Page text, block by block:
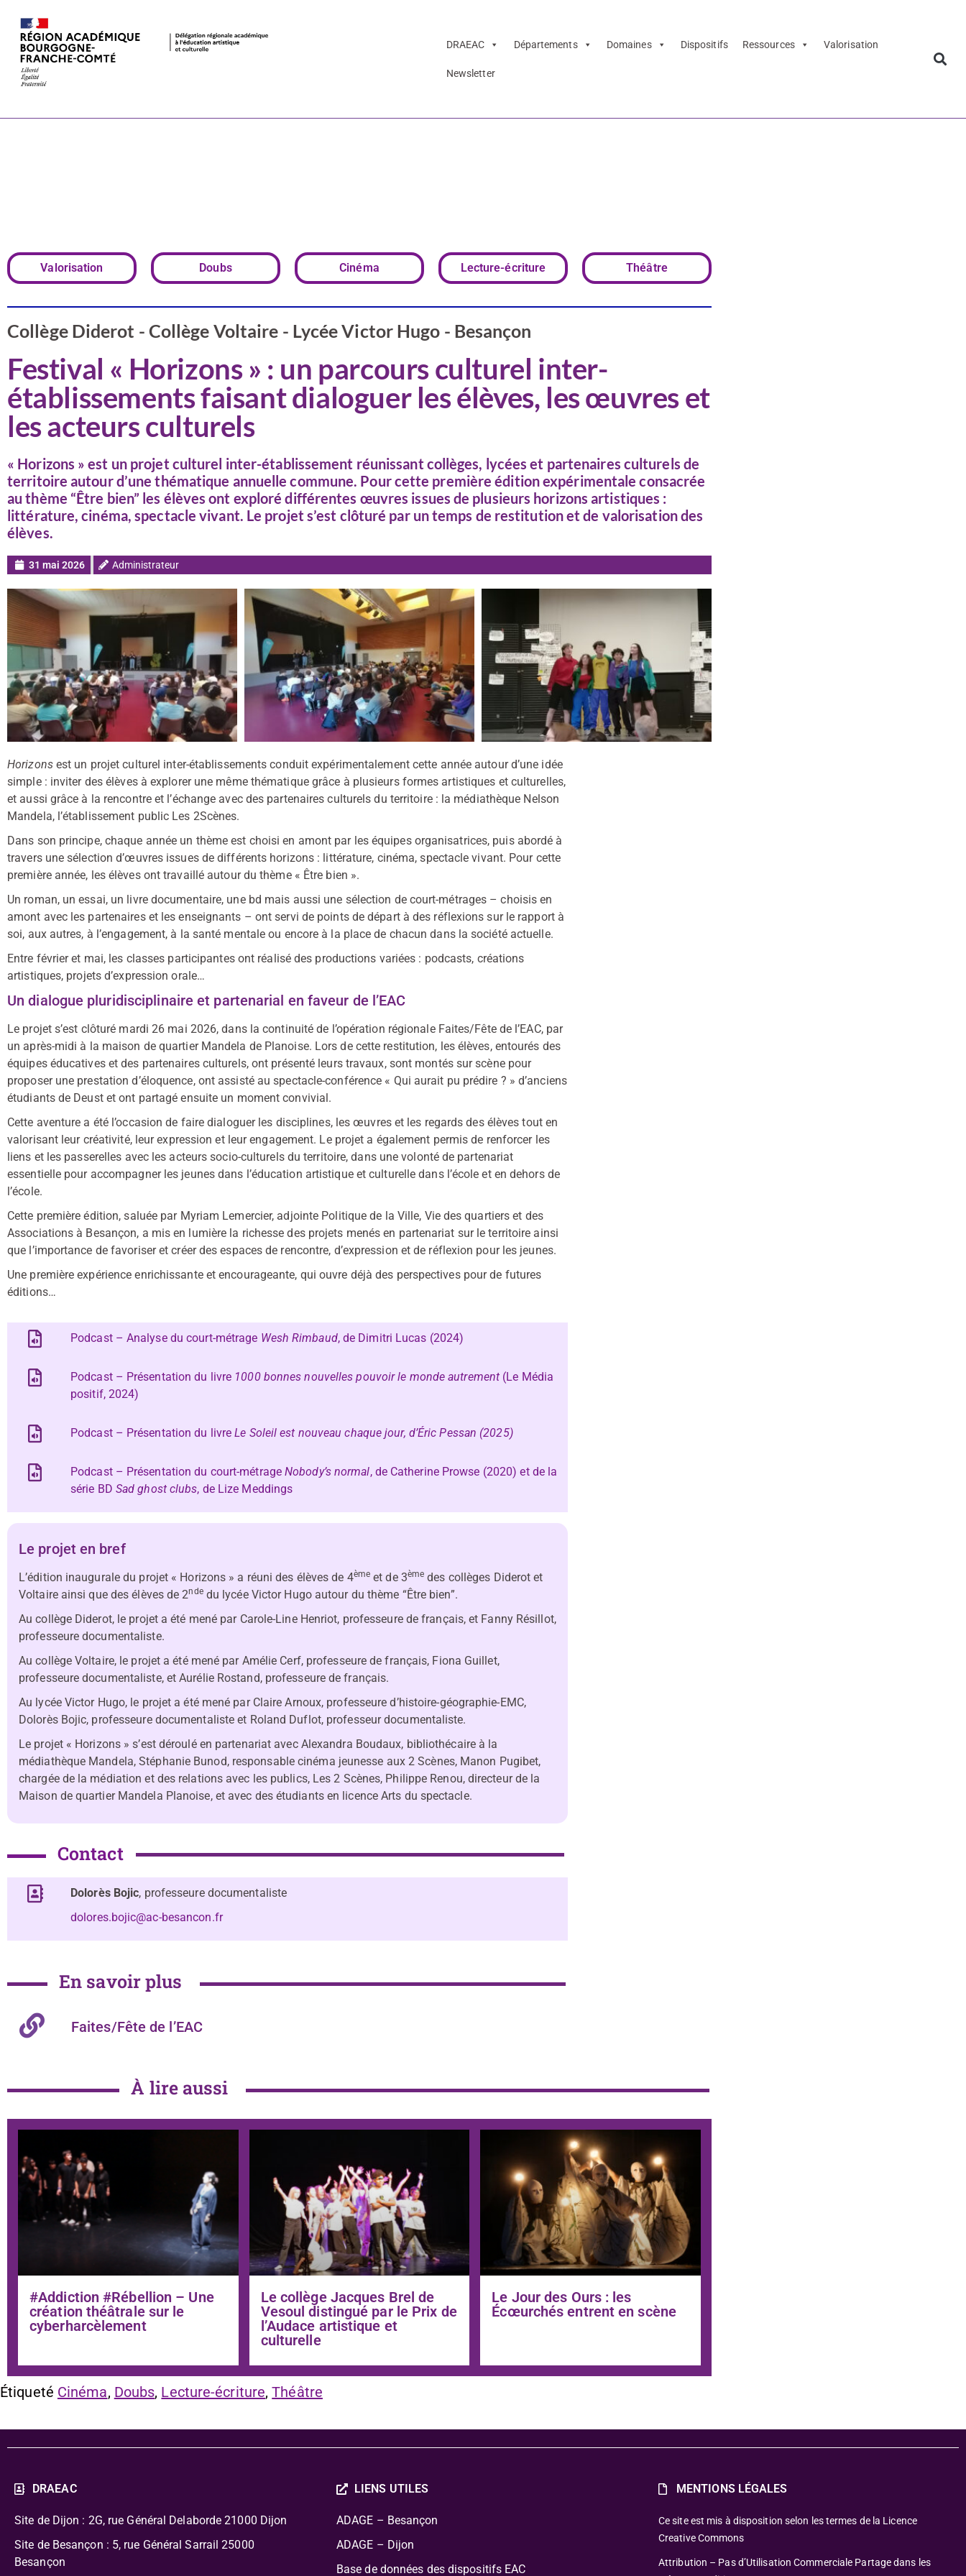
DRAEAC Départements Domaines Dispositifs Ressources Valorisation
Newsletter
Festival « Horizons » : un parcours culturel
Valorisation Doubs Cinéma Lecture-écriture Théâtre
Collège Diderot - Collège Voltaire - Lycée Victor Hugo - Besançon
Festival « Horizons » : un parcours culturel inter-
établissements faisant dialoguer les élèves, les œuvres et
les acteurs culturels
« Horizons » est un projet culturel inter-établissement réunissant collèges, lycées et partenaires culturels de
territoire autour d’une thématique annuelle commune. Pour cette première édition expérimentale consacrée
au thème “Être bien” les élèves ont exploré différentes œuvres issues de plusieurs horizons artistiques :
littérature, cinéma, spectacle vivant. Le projet s’est clôturé par un temps de restitution et de valorisation des
élèves.
31 mai 2026 Administrateur
Horizonsest un projet culturel inter-établissements conduit expérimentalement cette année autour d’une idée
simple : inviter des élèves à explorer une même thématique grâce à plusieurs formes artistiques et culturelles,
et aussi grâce à la rencontre et l’échange avec des partenaires culturels du territoire : la médiathèque Nelson
Mandela, l’établissement public Les 2Scènes.
Dans son principe, chaque année un thème est choisi en amont par les équipes organisatrices, puis abordé à
travers une sélection d’œuvres issues de différents horizons : littérature, cinéma, spectacle vivant. Pour cette
première année, les élèves ont travaillé autour du thème « Être bien ».
Un roman, un essai, un livre documentaire, une bd mais aussi une sélection de court-métrages – choisis en
amont avec les partenaires et les enseignants – ont servi de points de départ à des réflexions sur le rapport à
soi, aux autres, à l’engagement, à la santé mentale ou encore à la place de chacun dans la société actuelle.
Entre février et mai, les classes participantes ont réalisé des productions variées : podcasts, créations
artistiques, projets d’expression orale…
Un dialogue pluridisciplinaire et partenarial en faveur de l’EAC
Le projet s’est clôturé mardi 26 mai 2026, dans la continuité de l’opération régionale Faites/Fête de l’EAC, par
un après-midi à la maison de quartier Mandela de Planoise. Lors de cette restitution, les élèves, entourés des
équipes éducatives et des partenaires culturels, ont présenté leurs travaux, sont montés sur scène pour
proposer une prestation d’éloquence, ont assisté au spectacle-conférence « Qui aurait pu prédire ? » d’anciens
étudiants de Deust et ont partagé ensuite un moment convivial.
Cette aventure a été l’occasion de faire dialoguer les disciplines, les œuvres et les regards des élèves tout en
valorisant leur créativité, leur expression et leur engagement. Le projet a également permis de renforcer les
liens et les passerelles avec les acteurs socio-culturels du territoire, dans une volonté de partenariat
essentielle pour accompagner les jeunes dans l’éducation artistique et culturelle dans l’école et en dehors de
l’école.
Cette première édition, saluée par Myriam Lemercier, adjointe Politique de la Ville, Vie des quartiers et des
Associations à Besançon, a mis en lumière la richesse des projets menés en partenariat sur le territoire ainsi
que l’importance de favoriser et créer des espaces de rencontre, d’expression et de réflexion pour les jeunes.
Une première expérience enrichissante et encourageante, qui ouvre déjà des perspectives pour de futures
éditions…
Podcast – Analyse du court-métrage Wesh Rimbaud, de Dimitri Lucas (2024)
Podcast – Présentation du livre 1000 bonnes nouvelles pouvoir le monde autrement (Le Média
positif, 2024)
Podcast – Présentation du livreLe Soleil est nouveau chaque jour, d’Éric Pessan (2025)
Podcast – Présentation du court-métrage Nobody’s normal, de Catherine Prowse (2020) et de la
série BD Sad ghost clubs, de Lize Meddings
Le projet en bref
L’édition inaugurale du projet « Horizons » a réuni des élèves de 4ème et de 3ème des collèges Diderot et
Voltaire ainsi que des élèves de 2ndedu lycée Victor Hugo autour du thème “Être bien”.
Au collège Diderot, le projet a été mené par Carole-Line Henriot, professeure de français, et Fanny Résillot,
professeure documentaliste.
Au collège Voltaire, le projet a été mené par Amélie Cerf, professeure de français, Fiona Guillet,
professeure documentaliste, et Aurélie Rostand, professeure de français.
Au lycée Victor Hugo, le projet a été mené par Claire Arnoux, professeure d’histoire-géographie-EMC,
Dolorès Bojic, professeure documentaliste et Roland Duflot, professeur documentaliste.
Le projet « Horizons » s’est déroulé en partenariat avec Alexandra Boudaux, bibliothécaire à la
médiathèque Mandela, Stéphanie Bunod, responsable cinéma jeunesse aux 2 Scènes, Manon Pugibet,
chargée de la médiation et des relations avec les publics, Les 2 Scènes, Philippe Renou, directeur de la
Maison de quartier Mandela Planoise, et avec des étudiants en licence Arts du spectacle.
Contact
Dolorès Bojic, professeure documentaliste
dolores.bojic@ac-besancon.fr
En savoir plus
Faites/Fête de l’EAC
À lire aussi
#Addiction #Rébellion – Une
création théâtrale sur le
cyberharcèlement
Le collège Jacques Brel de
Vesoul distingué par le Prix de
l’Audace artistique et
culturelle
Le Jour des Ours : les
Écœurchés entrent en scène
Étiqueté Cinéma, Doubs, Lecture-écriture,Théâtre
DRAEAC
Site de Dijon : 2G, rue Général Delaborde 21000 Dijon
Site de Besançon : 5, rue Général Sarrail 25000
Besançon
LIENS UTILES
ADAGE – Besançon
ADAGE – Dijon
Base de données des dispositifs EAC
MENTIONS LÉGALES
Ce site est mis à disposition selon les termes de la Licence
Creative Commons
Attribution – Pas d’Utilisation Commerciale Partage dans les